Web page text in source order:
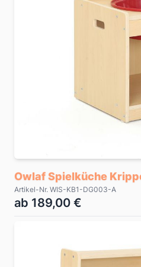
Owlaf Spielküche
Artikel-Nr. WIS-KB1-DG003-A
ab 189,00 €